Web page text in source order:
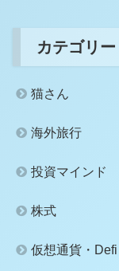
カテゴリー
猫さん
海外旅行
投資マインド
株式
仮想通貨・